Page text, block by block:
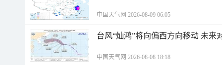
中国天气网 2026-08-09 06:05
台风“灿鸿”将向偏西方向移动 未来
中国天气网 2026-08-08 18:18